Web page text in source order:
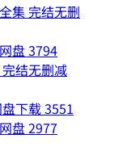
集 完结无删
盘3794
完结无删减
盘下载3551
盘2977